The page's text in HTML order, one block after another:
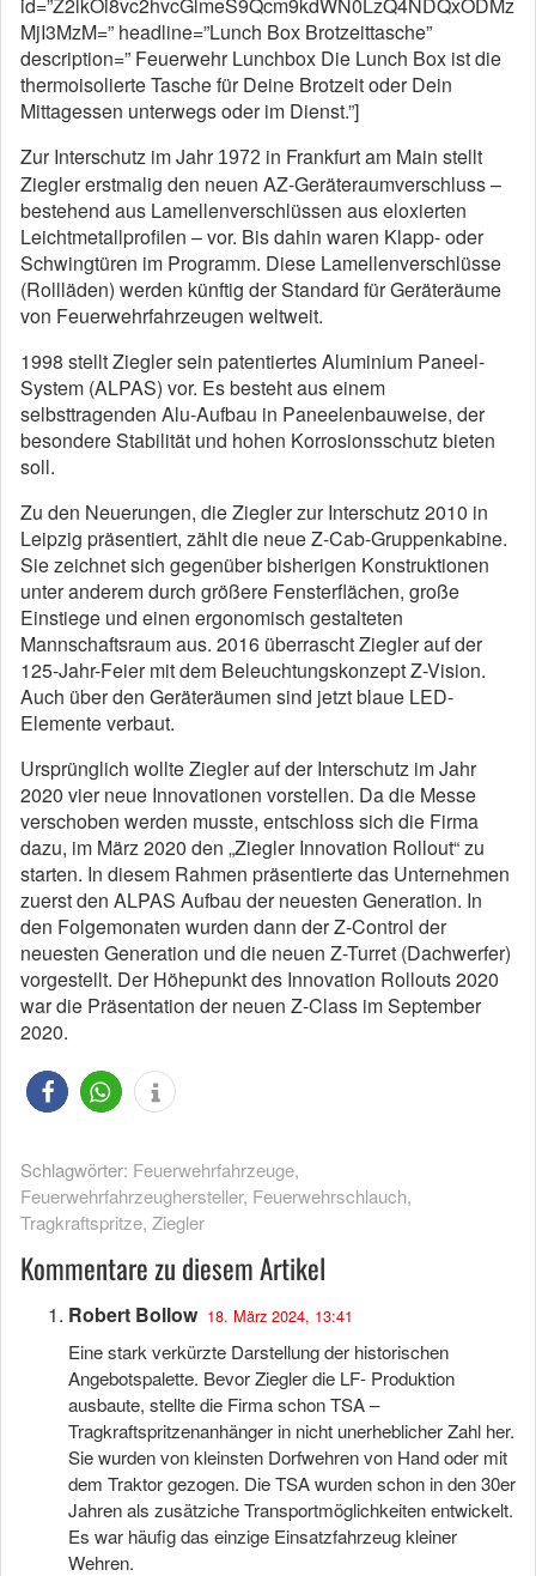
MjI3MzM=” headline=”Lunch Box Brotzeittasche”
description=” Feuerwehr Lunchbox Die Lunch Box ist die
thermoisolierte Tasche für Deine Brotzeit oder Dein
Mittagessen unterwegs oder im Dienst.”]
Zur Interschutz im Jahr 1972 in Frankfurt am Main stellt
Ziegler erstmalig den neuen AZ-Geräteraumverschluss –
bestehend aus Lamellenverschlüssen aus eloxierten
Leichtmetallprofilen – vor. Bis dahin waren Klapp- oder
Schwingtüren im Programm. Diese Lamellenverschlüsse
(Rollläden) werden künftig der Standard für Geräteräume
von Feuerwehrfahrzeugen weltweit.
1998 stellt Ziegler sein patentiertes Aluminium Paneel-
System (ALPAS) vor. Es besteht aus einem
selbsttragenden Alu-Aufbau in Paneelenbauweise, der
besondere Stabilität und hohen Korrosionsschutz bieten
soll.
Zu den Neuerungen, die Ziegler zur Interschutz 2010 in
Leipzig präsentiert, zählt die neue Z-Cab-Gruppenkabine.
Sie zeichnet sich gegenüber bisherigen Konstruktionen
unter anderem durch größere Fensterflächen, große
Einstiege und einen ergonomisch gestalteten
Mannschaftsraum aus. 2016 überrascht Ziegler auf der
125-Jahr-Feier mit dem Beleuchtungskonzept Z-Vision.
Auch über den Geräteräumen sind jetzt blaue LED-
Elemente verbaut.
Ursprünglich wollte Ziegler auf der Interschutz im Jahr
2020 vier neue Innovationen vorstellen. Da die Messe
verschoben werden musste, entschloss sich die Firma
dazu, im März 2020 den „Ziegler Innovation Rollout“ zu
starten. In diesem Rahmen präsentierte das Unternehmen
zuerst den ALPAS Aufbau der neuesten Generation. In
den Folgemonaten wurden dann der Z-Control der
neuesten Generation und die neuen Z-Turret (Dachwerfer)
vorgestellt. Der Höhepunkt des Innovation Rollouts 2020
war die Präsentation der neuen Z-Class im September
2020.
Schlagwörter: Feuerwehrfahrzeuge,
Feuerwehrfahrzeughersteller, Feuerwehrschlauch,
Tragkraftspritze, Ziegler
Kommentare zu diesem Artikel
Robert Bollow 18. März 2024, 13:41
Eine stark verkürzte Darstellung der historischen
Angebotspalette. Bevor Ziegler die LF- Produktion
ausbaute, stellte die Firma schon TSA –
Tragkraftspritzenanhänger in nicht unerheblicher Zahl her.
Sie wurden von kleinsten Dorfwehren von Hand oder mit
dem Traktor gezogen. Die TSA wurden schon in den 30er
Jahren als zusätziche Transportmöglichkeiten entwickelt.
Es war häufig das einzige Einsatzfahrzeug kleiner
Wehren.